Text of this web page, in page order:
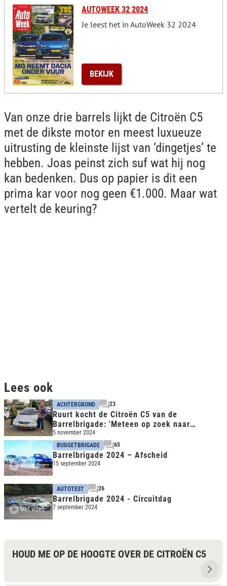
AUTOWEEK 32 2024
Je leest het in AutoWeek 32 2024
BEKIJK
Van onze drie barrels lijkt de Citroën C5
met de dikste motor en meest luxueuze
uitrusting de kleinste lijst van ‘dingetjes’ te
hebben. Joas peinst zich suf wat hij nog
kan bedenken. Dus op papier is dit een
prima kar voor nog geen €1.000. Maar wat
vertelt de keuring?
Lees ook
ACHTERGROND 23
Ruurt kocht de Citroën C5 van de
Barrelbrigade: 'Meteen op zoek naar
originele wielen'
5 november 2024
Met video
BUDGETBRIGADE 65
Barrelbrigade 2024 – Afscheid
15 september 2024
Met video
AUTOTEST 26
Barrelbrigade 2024 - Circuitdag
7 september 2024
HOUD ME OP DE HOOGTE OVER DE CITROËN C5